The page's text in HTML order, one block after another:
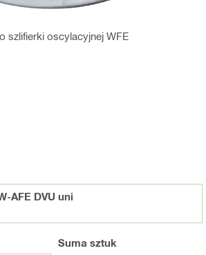
szlifierki oscylacyjnej WFE
AFE DVU uni
Suma sztuk